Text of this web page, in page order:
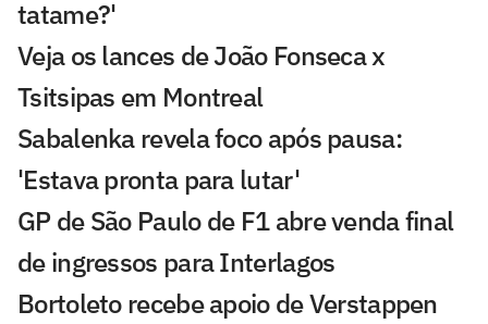
tatame?'
Veja os lances de João Fonseca x
Tsitsipas em Montreal
Sabalenka revela foco após pausa:
'Estava pronta para lutar'
GP de São Paulo de F1 abre venda final
de ingressos para Interlagos
Bortoleto recebe apoio de Verstappen